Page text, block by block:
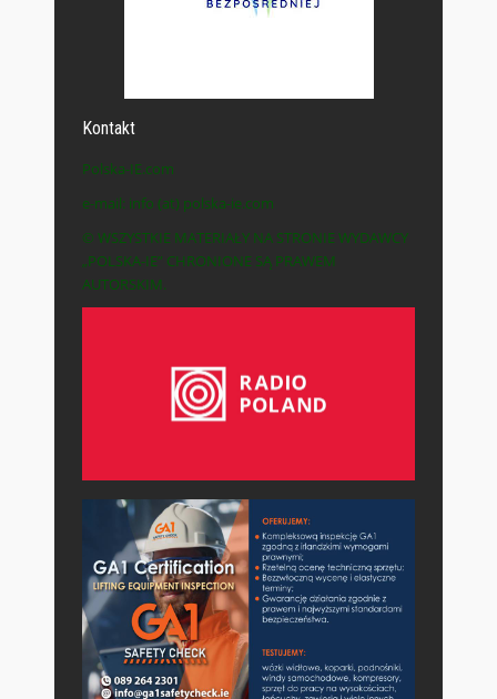
Kontakt
Polska-IE.com
e-mail: info (at) polska-ie.com
© WSZYSTKIE MATERIAŁY NA STRONIE WYDAWCY
„POLSKA-IE” CHRONIONE SĄ PRAWEM
AUTORSKIM.